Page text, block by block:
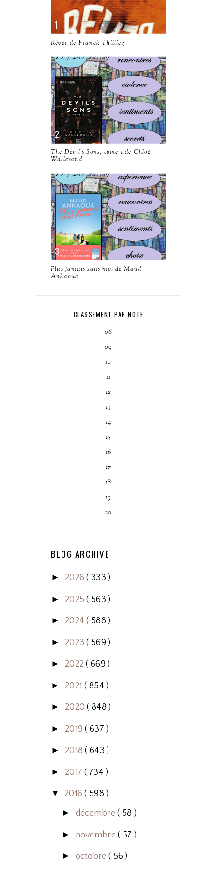
Rêver de Franck Thilliez
The Devil's Sons, tome 1 de Chloé
Wallerand
Plus jamais sans moi de Maud
Ankaoua
CLASSEMENT PAR NOTE
08
09
10
11
12
13
14
15
16
17
18
19
20
BLOG ARCHIVE
► 2026( 333 )
► 2025( 563 )
► 2024( 588 )
► 2023( 569 )
► 2022( 669 )
► 2021( 854 )
► 2020( 848 )
► 2019( 637 )
► 2018( 643 )
► 2017( 734 )
▼ 2016( 598 )
► décembre( 58 )
► novembre( 57 )
► octobre ( 56 )